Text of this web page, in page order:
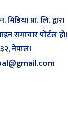
प्रा. लि. द्वारा
समाचार पोर्टल हो।
नेपाल।